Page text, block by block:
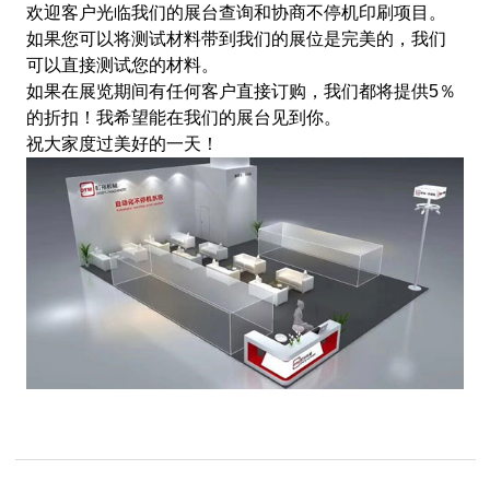
欢迎客户光临我们的展台查询和协商不停机印刷项目。
如果您可以将测试材料带到我们的展位是完美的，我们
可以直接测试您的材料。
如果在展览期间有任何客户直接订购，我们都将提供5％
的折扣！我希望能在我们的展台见到你。
祝大家度过美好的一天！